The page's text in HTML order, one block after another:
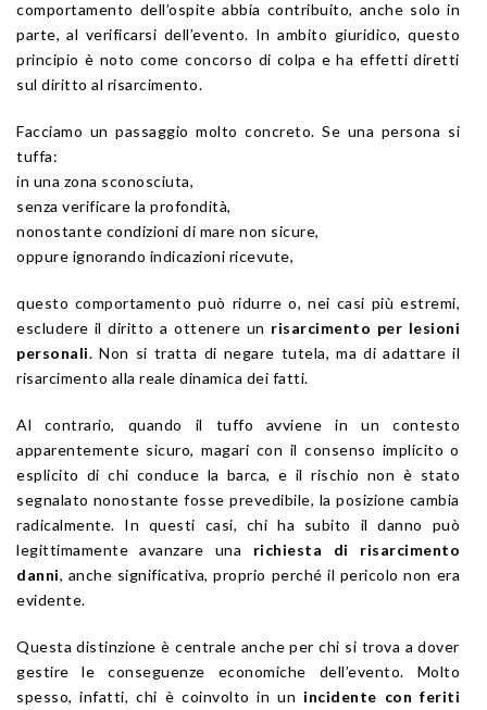
comportamento dell’ospite abbia contribuito, anche solo in
parte, al verificarsi dell’evento. In ambito giuridico, questo
principio è noto come concorso di colpa e ha effetti diretti
sul diritto al risarcimento.
Facciamo un passaggio molto concreto. Se una persona si
tuffa:
in una zona sconosciuta,
senza verificare la profondità,
nonostante condizioni di mare non sicure,
oppure ignorando indicazioni ricevute,
questo comportamento può ridurre o, nei casi più estremi,
escludere il diritto a ottenere un risarcimento per lesioni
personali. Non si tratta di negare tutela, ma di adattare il
risarcimento alla reale dinamica dei fatti.
Al contrario, quando il tuffo avviene in un contesto
apparentemente sicuro, magari con il consenso implicito o
esplicito di chi conduce la barca, e il rischio non è stato
segnalato nonostante fosse prevedibile, la posizione cambia
radicalmente. In questi casi, chi ha subito il danno può
legittimamente avanzare una richiesta di risarcimento
danni, anche significativa, proprio perché il pericolo non era
evidente.
Questa distinzione è centrale anche per chi si trova a dover
gestire le conseguenze economiche dell’evento. Molto
spesso, infatti, chi è coinvolto in un incidente con feriti